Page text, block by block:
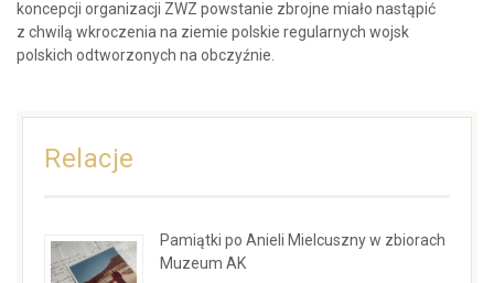
koncepcji organizacji ZWZ powstanie zbrojne miało nastąpić
z chwilą wkroczenia na ziemie polskie regularnych wojsk
polskich odtworzonych na obczyźnie.
Relacje
Pamiątki po Anieli Mielcuszny w zbiorach
Muzeum AK